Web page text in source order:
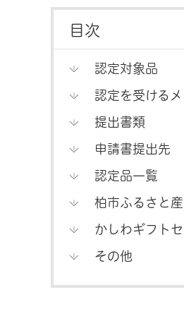
目次
認定対象品
認定を受ける
提出書類
申請書提出先
認定品一覧
柏市ふるさと
かしわギフト
その他